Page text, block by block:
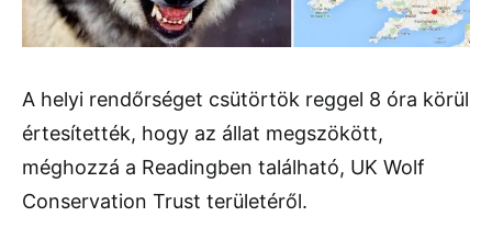
A helyi rendőrséget csütörtök reggel 8 óra körül
értesítették, hogy az állat megszökött,
méghozzá a Readingben található, UK Wolf
Conservation Trust területéről.